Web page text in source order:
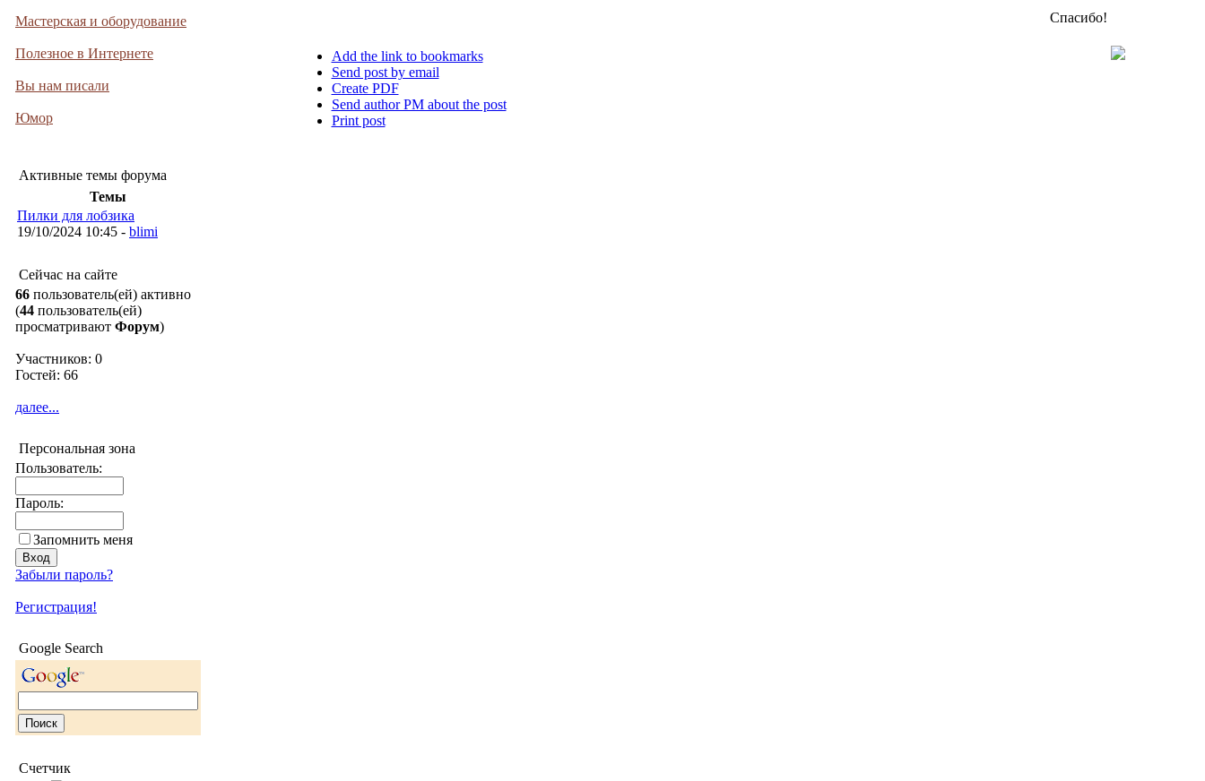
Мастерская и оборудование
Полезное в Интернете
Вы нам писали
Юмор
Активные темы форума
Темы
Пилки для лобзика
19/10/2024 10:45 - blimi
Сейчас на сайте
66 пользователь(ей) активно
(44 пользователь(ей)
просматривают Форум)
Участников: 0
Гостей: 66
далее...
Персональная зона
Пользователь:
Пароль:
Запомнить меня
Забыли пароль?
Регистрация!
Google Search
Счетчик
Add the link to bookmarks
Send post by email
Create PDF
Send author PM about the post
Print post
Спасибо!